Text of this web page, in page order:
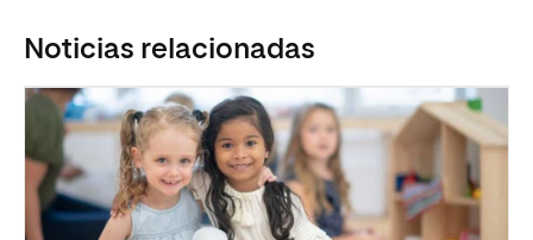
Noticias relacionadas